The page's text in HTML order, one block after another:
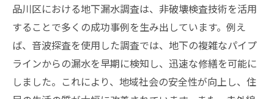
品川区における地下漏水調査は、非破壊検査技術を活用
することで多くの成功事例を生み出しています。例え
ば、音波探査を使用した調査では、地下の複雑なパイプ
ラインからの漏水を早期に検知し、迅速な修繕を可能に
しました。これにより、地域社会の安全性が向上し、住